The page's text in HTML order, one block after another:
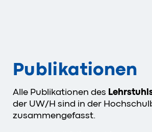
Publikationen
Alle Publikationen des
der UW/H sind in der
zusammengefasst.